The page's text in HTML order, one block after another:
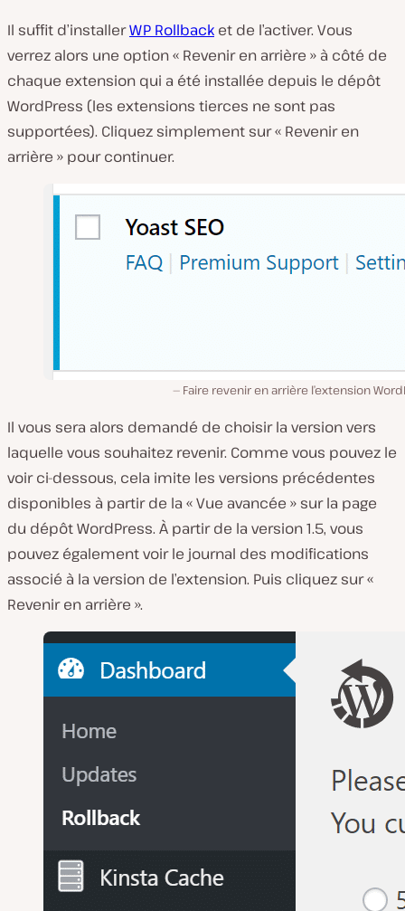
Il suffit d’installerWP Rollback et de l’activer. Vous
verrez alors une option « Revenir en arrière » à côté de
chaque extension qui a été installée depuis le dépôt
WordPress (les extensions tierces ne sont pas
supportées). Cliquez simplement sur « Revenir en
arrière » pour continuer.
Faire revenir en arrière l’extension
Il vous sera alors demandé de choisir la version vers
laquelle vous souhaitez revenir. Comme vous pouvez le
voir ci-dessous, cela imite les versions précédentes
disponibles à partir de la « Vue avancée » sur la page
du dépôt WordPress. À partir de la version 1.5, vous
pouvez également voir le journal des modifications
associé à la version de l’extension. Puis cliquez sur «
Revenir en arrière ».